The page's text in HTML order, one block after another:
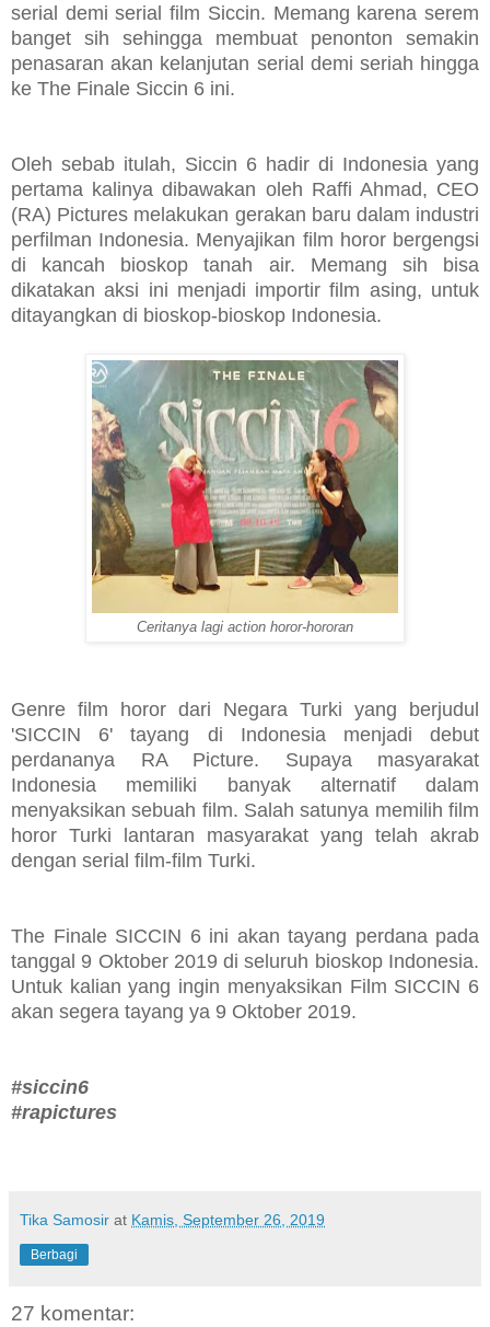
serial demi serial film Siccin. Memang karena serem
banget sih sehingga membuat penonton semakin
penasaran akan kelanjutan serial demi seriah hingga
ke The Finale Siccin 6 ini.
Oleh sebab itulah, Siccin 6 hadir di Indonesia yang
pertama kalinya dibawakan oleh Raffi Ahmad, CEO
(RA) Pictures melakukan gerakan baru dalam industri
perfilman Indonesia. Menyajikan film horor bergengsi
di kancah bioskop tanah air. Memang sih bisa
dikatakan aksi ini menjadi importir film asing, untuk
ditayangkan di bioskop-bioskop Indonesia.
Ceritanya lagi action horor-hororan
Genre film horor dari Negara Turki yang berjudul
'SICCIN 6' tayang di Indonesia menjadi debut
perdananya RA Picture. Supaya masyarakat
Indonesia memiliki banyak alternatif dalam
menyaksikan sebuah film. Salah satunya memilih film
horor Turki lantaran masyarakat yang telah akrab
dengan serial film-film Turki.
The Finale SICCIN 6 ini akan tayang perdana pada
tanggal 9 Oktober 2019 di seluruh bioskop Indonesia.
Untuk kalian yang ingin menyaksikan Film SICCIN 6
akan segera tayang ya 9 Oktober 2019.
#siccin6
#rapictures
Tika Samosir at Kamis, September 26, 2019
Berbagi
27 komentar: